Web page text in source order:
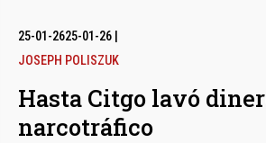
25-01-2625-01-26
JOSEPH POLISZUK
Hasta Citgo lavó
narcotráfico